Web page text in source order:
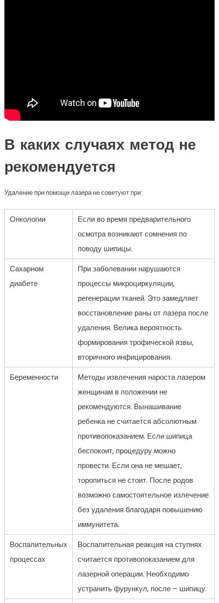
В каких случаях метод не
рекомендуется
Удаление при помощи лазера не советуют при:
Онкологии
Если во время предварительного
осмотра возникают сомнения по
поводу шипицы.
Сахарном
диабете
При заболевании нарушаются
процессы микроциркуляции,
регенерации тканей. Это замедляет
восстановление раны от лазера после
удаления. Велика вероятность
формирования трофической язвы,
вторичного инфицирования.
Беременности
Методы извлечения нароста лазером
женщинам в положении не
рекомендуются. Вынашивание
ребенка не считается абсолютным
противопоказанием. Если шипица
беспокоит, процедуру можно
провести. Если она не мешает,
торопиться не стоит. После родов
возможно самостоятельное излечение
без удаления благодаря повышению
иммунитета.
Воспалительных
процессах
Воспалительная реакция на ступнях
считается противопоказанием для
лазерной операции. Необходимо
устранить фурункул, после – шипицу.